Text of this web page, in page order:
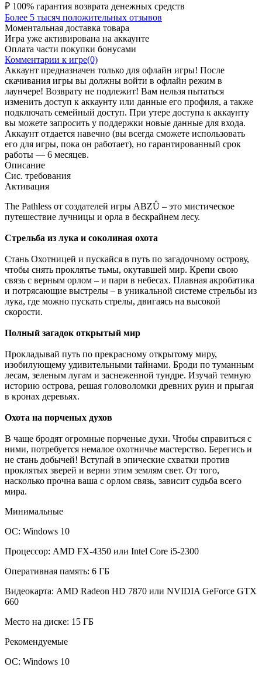
₽ 100% гарантия возврата денежных средств
Более 5 тысяч положительных отзывов
Моментальная доставка товара
Игра уже активирована на аккаунте
Оплата части покупки бонусами
Комментарии к игре(0)
Аккаунт предназначен только для офлайн игры! После
скачивания игры вы должны войти в офлайн режим в
лаунчере! Возврату не подлежит! Вам нельзя пытаться
изменить доступ к аккаунту или данные его профиля, а также
подключать семейный доступ. При утере доступа к аккаунту
вы можете запросить у поддержки новые данные для входа.
Аккаунт отдается навечно (вы всегда сможете использовать
его для игры, пока он работает), но гарантированный срок
работы — 6 месяцев.
Описание
Сис. требования
Активация
The Pathless от создателей игры ABZÛ – это мистическое
путешествие лучницы и орла в бескрайнем лесу.
Стрельба из лука и соколиная охота
Стань Охотницей и пускайся в путь по загадочному острову,
чтобы снять проклятье тьмы, окутавшей мир. Крепи свою
связь с верным орлом – и пари в небесах. Плавная акробатика
и потрясающие выстрелы – в уникальной системе стрельбы из
лука, где можно пускать стрелы, двигаясь на высокой
скорости.
Полный загадок открытый мир
Прокладывай путь по прекрасному открытому миру,
изобилующему удивительными тайнами. Броди по туманным
лесам, зеленым лугам и заснеженной тундре. Изучай темную
историю острова, решая головоломки древних руин и прыгая
в кронах деревьях.
Охота на порченых духов
В чаще бродят огромные порченые духи. Чтобы справиться с
ними, потребуется немалое охотничье мастерство. Берегись и
не стань добычей! Вступай в эпические схватки против
проклятых зверей и верни этим землям свет. От того,
насколько прочна ваша с орлом связь, зависит судьба всего
мира.
Минимальные
ОС: Windows 10
Процессор: AMD FX-4350 или Intel Core i5-2300
Оперативная память: 6 ГБ
Видеокарта: AMD Radeon HD 7870 или NVIDIA GeForce GTX
660
Место на диске: 15 ГБ
Рекомендуемые
ОС: Windows 10